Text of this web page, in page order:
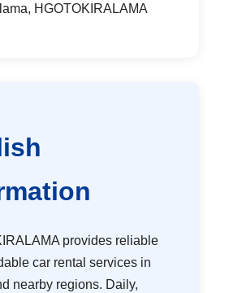
HGOTOKIRALAMA
provides reliable
car rental services in
nearby regions. Daily,